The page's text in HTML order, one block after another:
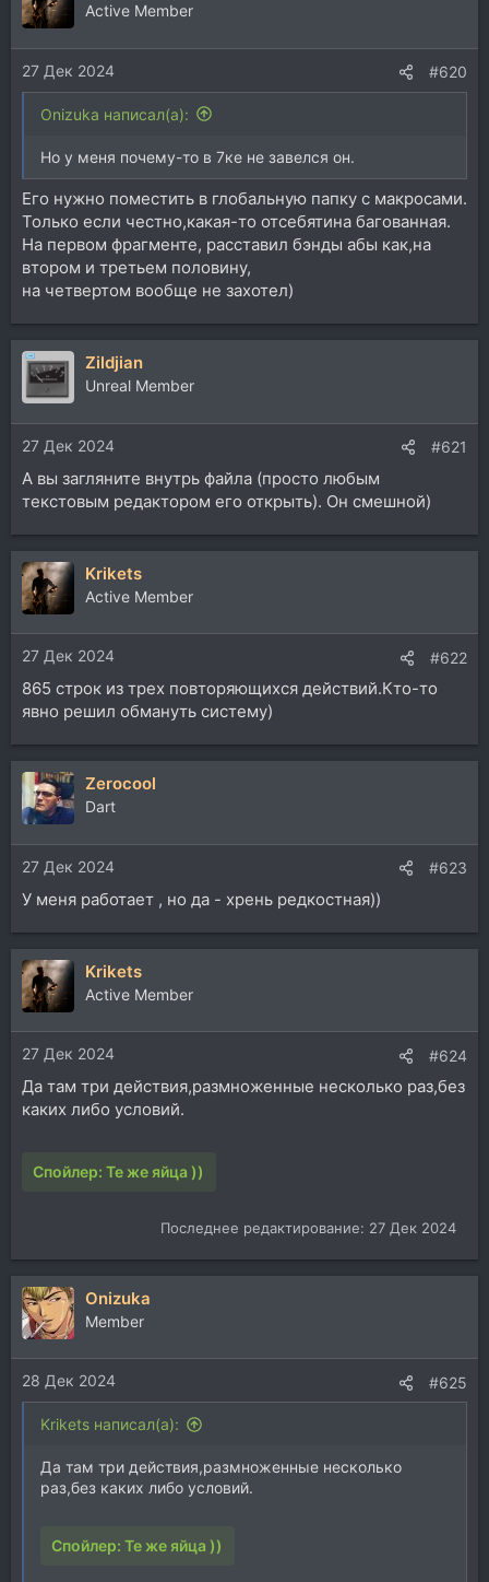
Active Member
27 Дек 2024 #620
Onizuka написал(а):
Но у меня почему-то в 7ке не завелся он.
Его нужно поместить в глобальную папку с макросами.
Только если честно,какая-то отсебятина багованная.
На первом фрагменте, расставил бэнды абы как,на
втором и третьем половину,
на четвертом вообще не захотел)
Zildjian
Unreal Member
27 Дек 2024 #621
А вы загляните внутрь файла (просто любым
текстовым редактором его открыть). Он смешной)
Krikets
Active Member
27 Дек 2024 #622
865 строк из трех повторяющихся действий.Кто-то
явно решил обмануть систему)
Zerocool
Dart
27 Дек 2024 #623
У меня работает , но да - хрень редкостная))
Krikets
Active Member
27 Дек 2024 #624
Да там три действия,размноженные несколько раз,без
каких либо условий.
Спойлер: Те же яйца ))
Последнее редактирование: 27 Дек 2024
Onizuka
Member
28 Дек 2024 #625
Krikets написал(а):
Да там три действия,размноженные несколько
раз,без каких либо условий.
Спойлер: Те же яйца ))